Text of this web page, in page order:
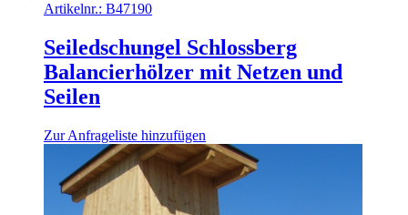
Artikelnr.: B47190
Seiledschungel Schlossberg
Balancierhölzer mit Netzen und
Seilen
Zur Anfrageliste hinzufügen